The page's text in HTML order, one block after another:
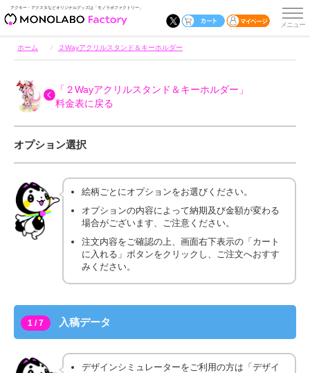
アクキー・アクスタなどオリジナルグッズは「モノラボファクトリー」
ホーム ２Wayアクリルスタンド＆キーホルダー
「２Wayアクリルスタンド＆キーホルダー」
料金表に戻る
オプション選択
絵柄ごとにオプションをお選びください。
オプションの内容によって納期及び金額が変わる
場合がございます、ご注意ください。
注文内容をご確認の上、画面右下表示の「カート
に入れる」ボタンをクリックし、ご注文へおすす
みください。
1 / 7 入稿データ
デザインシミュレーターをご利用の方は「デザイ